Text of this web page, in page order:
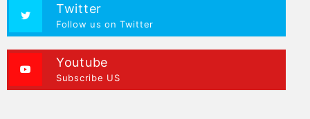
Twitter
Follow us on Twitter
Youtube
Subscribe US